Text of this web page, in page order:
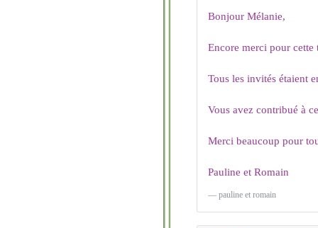
Bonjour Mélanie,
Encore merci pour
Tous les invités étaient
Vous avez contribué à
Merci beaucoup pour
Pauline et Romain
pauline et romain